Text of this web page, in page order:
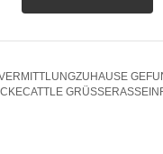
ZUHAUSE
CATTLE GRÜSSE